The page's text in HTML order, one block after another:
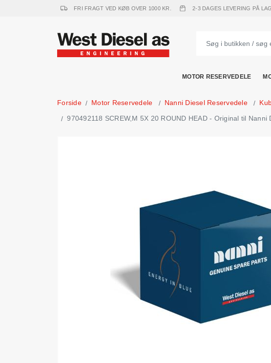
FRI FRAGT VED KØB OVER 1000 KR. 2-3 DAGES LEVERING PÅ
MOTOR RESERVEDELE
Forside Motor Reservedele Nanni Diesel Reservedele
970492118 SCREW,M 5X 20 ROUND HEAD - Original til Nanni